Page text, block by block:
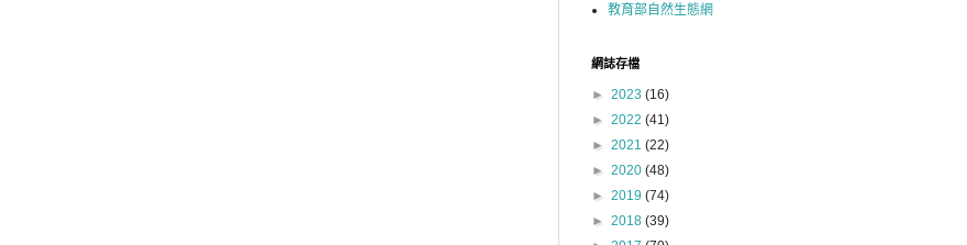
教育部自然生態網
網誌存檔
► 2023 (16)
► 2022 (41)
► 2021 (22)
► 2020 (48)
► 2019 (74)
► 2018 (39)